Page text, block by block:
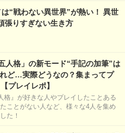
“戦わない異世界”が熱い！ 異世
張りすぎない生き方
人格」の新モード“手記の加筆”は
ど…実際どうなの？集まってプ
プレイレポ】
格』が好きな人やプレイしたことある
ことがない人など、様々な4人を集め
た！